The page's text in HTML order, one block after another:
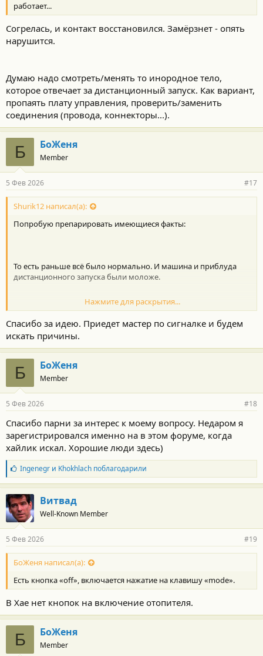
работает...
Согрелась, и контакт восстановился. Замёрзнет - опять
нарушится.
Думаю надо смотреть/менять то инородное тело,
которое отвечает за дистанционный запуск. Как вариант,
пропаять плату управления, проверить/заменить
соединения (провода, коннекторы...).
Б БоЖеня
Member
5 Фев 2026 #17
Shurik12 написал(а):
Попробую препарировать имеющиеся факты:
То есть раньше всё было нормально. И машина и приблуда
дистанционного запуска были моложе.
Блок климата скорее всего рабочий. И сам авто скорее всего ни
причём.
Тогда наверно с ключа было бы то же самое, что и
дистанционно.
Где-то может нарушаться контакт от холода. Пайка от времени
деградирует. От холода контакт может нарушаться, когда
достаточно промёрзнет.
Согрелась, и контакт восстановился. Замёрзнет - опять
нарушится.
Думаю надо смотреть/менять то инородное тело, которое
отвечает за дистанционный запуск. Как вариант, пропаять
плату управления, проверить/заменить соединения (провода,
коннекторы...).
Нажмите для раскрытия...
Спасибо за идею. Приедет мастер по сигналке и будем
искать причины.
Б БоЖеня
Member
5 Фев 2026 #18
Спасибо парни за интерес к моему вопросу. Недаром я
зарегистрировался именно на в этом форуме, когда
хайлик искал. Хорошие люди здесь)
Б
л
а
г
о
д
а
н
о
с
и
:
Ingenegrи Khokhlachпоблагодарили
Витвад
Well-Known Member
5 Фев 2026 #19
БоЖеня написал(а):
Есть кнопка «off», включается нажатие на клавишу «mode».
В Хае нет кнопок на включение отопителя.
Б БоЖеня
Member